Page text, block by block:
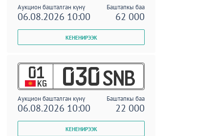
Аукцион башталган күнү Баштапкы баа
06.08.2026 10:00 62 000
01
KG 030 SNB
Аукцион башталган күнү Баштапкы баа
06.08.2026 10:00 22 000